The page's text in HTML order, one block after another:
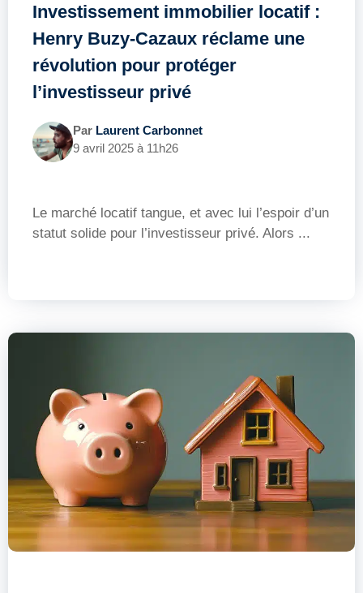
Investissement immobilier locatif :
Henry Buzy-Cazaux réclame une
révolution pour protéger
l’investisseur privé
Par Laurent Carbonnet
9 avril 2025 à 11h26
Le marché locatif tangue, et avec lui l’espoir d’un
statut solide pour l’investisseur privé. Alors ...